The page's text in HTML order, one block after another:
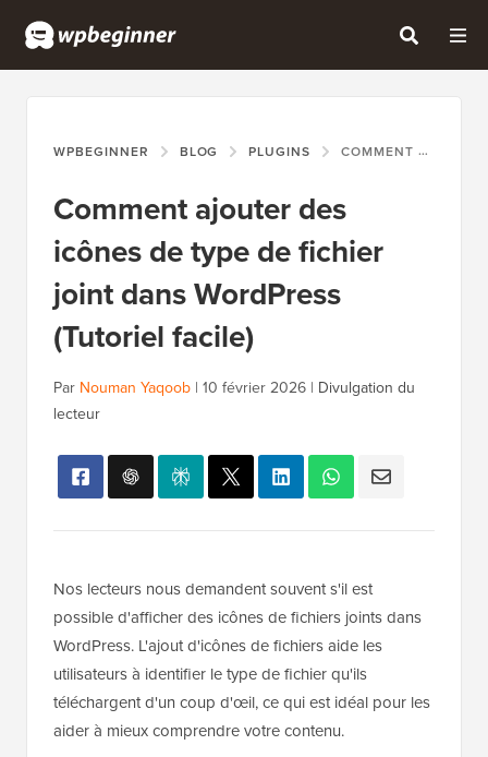
WPBEGINNER BLOG PLUGINS COMMENT AJOUTER DES ICÔNES DE TYPE DE FICHIER JOINT DANS WORDPRESS (TUTORIEL FACILE)
Comment ajouter des
icônes de type de fichier
joint dans WordPress
(Tutoriel facile)
Par Nouman Yaqoob | 10 février 2026 | Divulgation du
lecteur
Nos lecteurs nous demandent souvent s'il est
possible d'afficher des icônes de fichiers joints dans
WordPress. L'ajout d'icônes de fichiers aide les
utilisateurs à identifier le type de fichier qu'ils
téléchargent d'un coup d'œil, ce qui est idéal pour les
aider à mieux comprendre votre contenu.